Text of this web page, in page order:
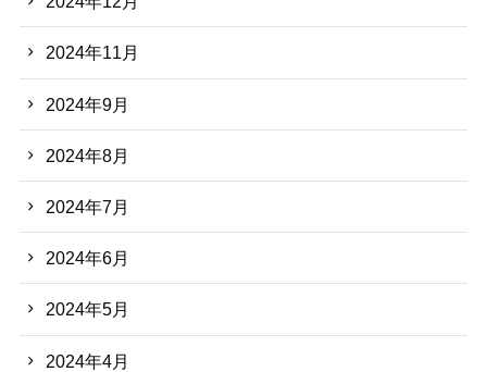
2024年11月
2024年9月
2024年8月
2024年7月
2024年6月
2024年5月
2024年4月